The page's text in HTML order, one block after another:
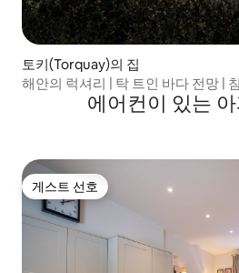
토키(Torquay)의 집
해안의 럭셔리 | 탁 트인 바다 전망 |
에어컨이 있는
게스트 선호
게스트 선호